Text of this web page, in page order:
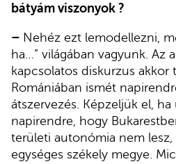
bátyám viszonyok ?
– Nehéz ezt lemodellezni,
ha…” világában vagyunk. Az
kapcsolatos diskurzus akkor
Romániában ismét
átszervezés. Képzeljük el,
napirendre, hogy
területi autonómia nem
egységes székely megye.